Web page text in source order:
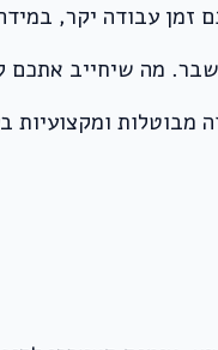
עבודה יקר,
מה שיחייב אתכם
ומקצועיות